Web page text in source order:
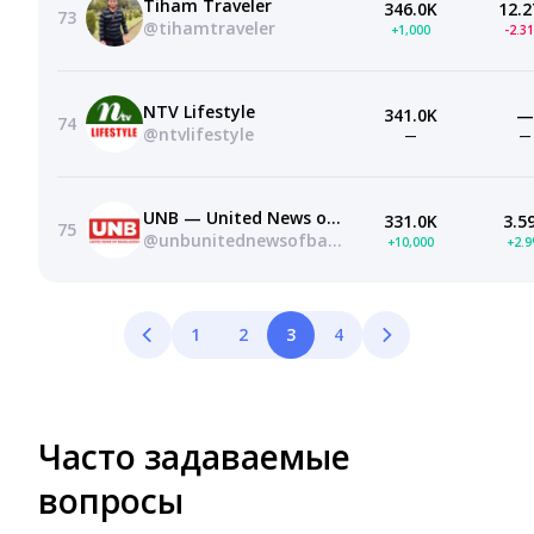
73
Tiham Traveler
@tihamtraveler
346.0K
+1,000 -
74
NTV Lifestyle
@ntvlifestyle
341.0K
—
—
—
75
UNB — United News of Bangladesh
@unbunitednewsofbangladesh
331.0K
+10,000
1 2 3 4
Часто задаваемые
вопросы